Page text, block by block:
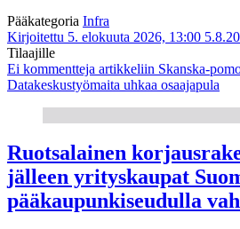
Pääkategoria Infra
Kirjoitettu 5. elokuuta 2026, 13:00
Tilaajille
Ei kommentteja artikkeliin Skanska-
Datakeskustyömaita uhkaa osaajapula
Ruotsalainen
jälleen yrityskaupat
pääkaupunkiseudulla